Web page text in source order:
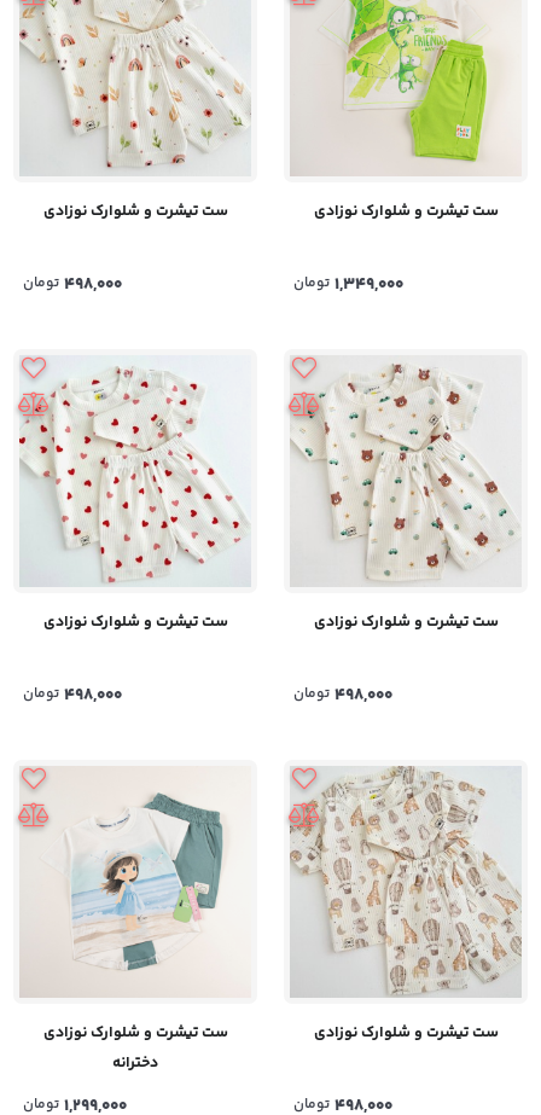
ست تیشرت و شلوارک نوزادی
1,349,000 تومان
ست تیشرت و شلوارک نوزادی
498,000 تومان
ست تیشرت و شلوارک نوزادی
498,000 تومان
ست تیشرت و شلوارک نوزادی
498,000 تومان
ست تیشرت و شلوارک نوزادی
498,000 تومان
ست تیشرت و شلوارک نوزادی
دخترانه
1,299,000 تومان